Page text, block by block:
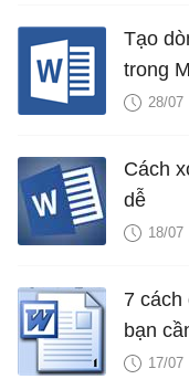
Tạo
trong
28/07
Cách
dễ
18/07
7 cách
bạn
17/07